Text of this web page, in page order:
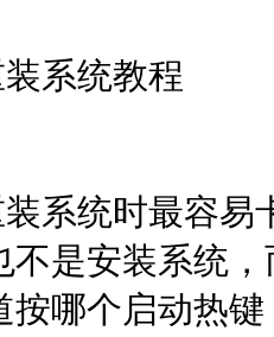
系统教程
系统时最容易
不是安装系统
按哪个启动热